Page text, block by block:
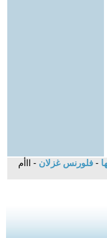
- فلورنس غزلان - ااأم